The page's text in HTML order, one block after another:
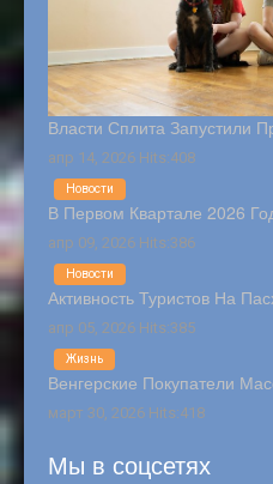
Власти Сплита Запустили
апр 14, 2026 Hits:408
В Первом Квартале 2026
апр 09, 2026 Hits:386
Новости
Активность Туристов На
апр 05, 2026 Hits:385
Новости
Венгерские Покупатели
март 30, 2026 Hits:418
Жизнь
Мы в соцсетях